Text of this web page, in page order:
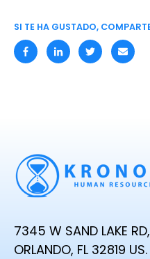
SI TE HA GUSTADO,
7345 W SAND LAKE RD,
ORLANDO, FL 32819 US.